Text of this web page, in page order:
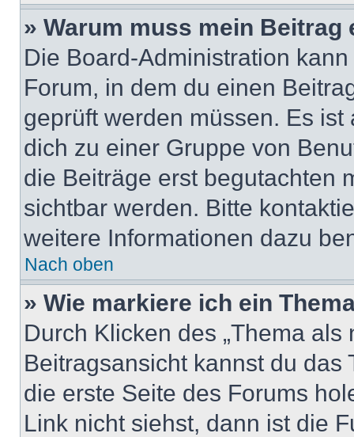
» Warum muss mein
Die Board-Administration
Forum, in dem du einen
geprüft werden müssen. Es
dich zu einer Gruppe von
die Beiträge erst begutachten
sichtbar werden. Bitte
weitere Informationen dazu
Nach oben
» Wie markiere ich ein
Durch Klicken des „Thema
Beitragsansicht kannst du
die erste Seite des Forums
Link nicht siehst, dann ist die